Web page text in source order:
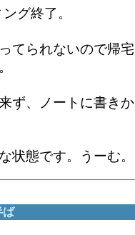
グ終了。
てられないので帰
ず、ノートに書き
状態です。うーむ。
ば